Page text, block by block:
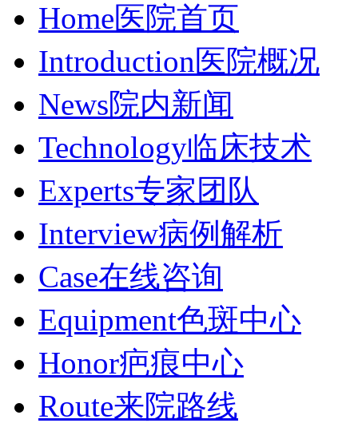
Home医院首页
Introduction医院概况
News院内新闻
Technology临床技术
Experts专家团队
Interview病例解析
Case在线咨询
Equipment色斑中心
Honor疤痕中心
Route来院路线